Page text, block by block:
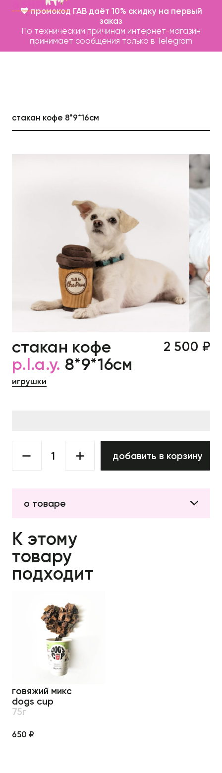
💖 промокод ГАВ даёт 10% скидку на первый
заказ
По техническим причинам интернет-магазин
принимает сообщения только в Telegram
стакан кофе 8*9*16см
стакан кофе
p.l.a.y. 8*9*16см
игрушки
2 500 ₽
добавить в корзину
о товаре
К этому
товару
подходит
говяжий микс
dogs cup
75г
650 ₽
Бренды